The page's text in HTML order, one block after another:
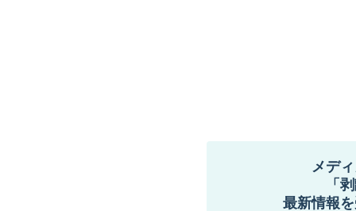
メデ
「
最新情報